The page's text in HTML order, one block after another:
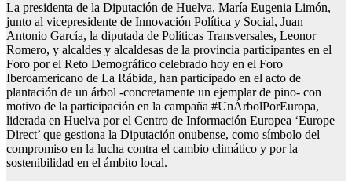
La presidenta de la Diputación de Huelva, María Eugenia Limón,
junto al vicepresidente de Innovación Política y Social, Juan
Antonio García, la diputada de Políticas Transversales, Leonor
Romero, y alcaldes y alcaldesas de la provincia participantes en el
Foro por el Reto Demográfico celebrado hoy en el Foro
Iberoamericano de La Rábida, han participado en el acto de
plantación de un árbol -concretamente un ejemplar de pino- con
motivo de la participación en la campaña #UnÁrbolPorEuropa,
liderada en Huelva por el Centro de Información Europea ‘Europe
Direct’ que gestiona la Diputación onubense, como símbolo del
compromiso en la lucha contra el cambio climático y por la
sostenibilidad en el ámbito local.